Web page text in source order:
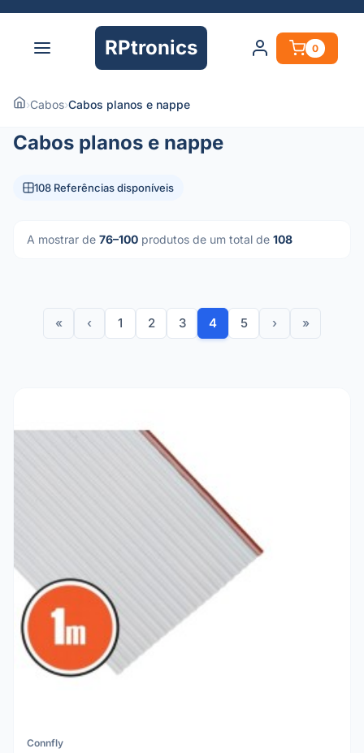
RPtronics 0
›Cabos›Cabos planos e nappe
Cabos planos e nappe
108 Referências disponíveis
A mostrar de 76–100 produtos de um total de 108
« ‹ 1 2 3 4 5 › »
Connfly